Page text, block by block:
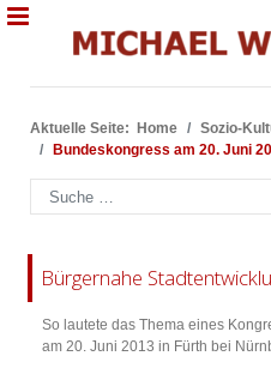
Aktuelle Seite: Home
Sozio-
Bundeskongress am 20. Juni
Suchen
Bürgernahe
So lautete das Thema eines
am 20. Juni 2013 in Fürth bei